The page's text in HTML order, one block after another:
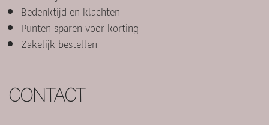
Bedenktijd en klachten
Punten sparen voor korting
Zakelijk bestellen
CONTACT